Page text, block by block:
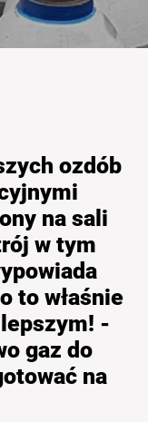
ozdób
na sali
w tym
to właśnie
-
gaz do
na